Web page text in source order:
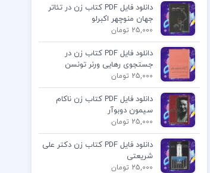
دانلود فایل PDF کتاب زن در تئاتر
جهان منوچهر اکبرلو
25,000 تومان
دانلود فایل PDF کتاب زن در
جستجوی رهایی ورنر تونسن
25,000 تومان
دانلود فایل PDF کتاب زن ناکام
سیمون دوبوآر
25,000 تومان
دانلود فایل PDF کتاب زن دکتر علی
شریعتی
25,000 تومان